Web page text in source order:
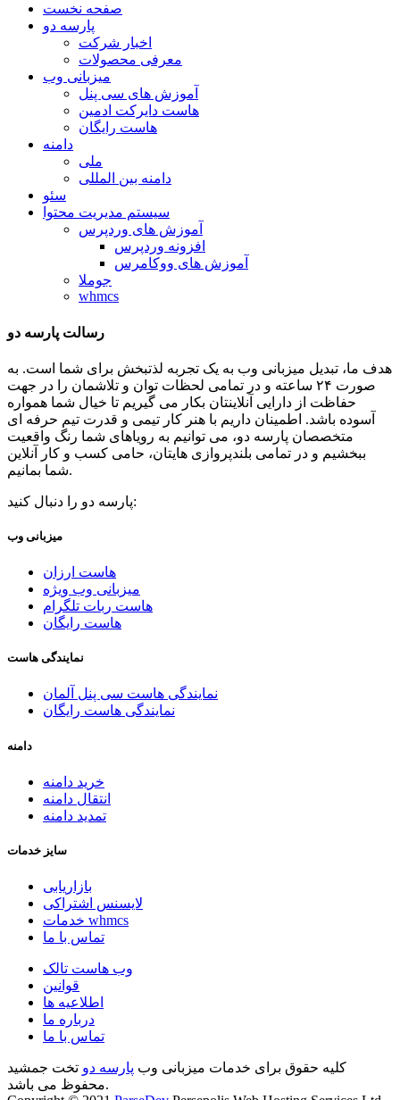
صفحه نخست
پارسه دو
اخبار شرکت
معرفی محصولات
میزبانی وب
آموزش های سی پنل
هاست دایرکت ادمین
هاست رایگان
دامنه
ملی
دامنه بین المللی
سئو
سیستم مدیریت محتوا
آموزش های وردپرس
افزونه وردپرس
آموزش های ووکامرس
جوملا
whmcs
رسالت پارسه دو
هدف ما، تبدیل میزبانی وب به یک تجربه لذتبخش برای شما است. به
صورت ۲۴ ساعته و در تمامی لحظات توان و تلاشمان را در جهت
حفاظت از دارایی آنلاینتان بکار می گیریم تا خیال شما همواره
آسوده باشد. اطمینان داریم با هنر کار تیمی و قدرت تیم حرفه ای
متخصصان پارسه دو، می توانیم به رویاهای شما رنگ واقعیت
ببخشیم و در تمامی بلندپروازی هایتان، حامی کسب و کار آنلاین
شما بمانیم.
پارسه دو را دنبال کنید:
میزبانی وب
هاست ارزان
میزبانی وب ویژه
هاست ربات تلگرام
هاست رایگان
نمایندگی هاست
نمایندگی هاست سی پنل آلمان
نمایندگی هاست رایگان
دامنه
خرید دامنه
انتقال دامنه
تمدید دامنه
سایز خدمات
بازاریابی
لایسنس اشتراکی
خدمات whmcs
تماس با ما
وب هاست تالک
قوانین
اطلاعیه ها
درباره ما
تماس با ما
کلیه حقوق برای خدمات میزبانی وب پارسه دو تخت جمشید
محفوظ می باشد.